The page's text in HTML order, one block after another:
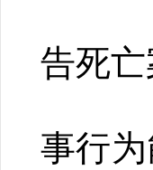
第
告死
第
事行